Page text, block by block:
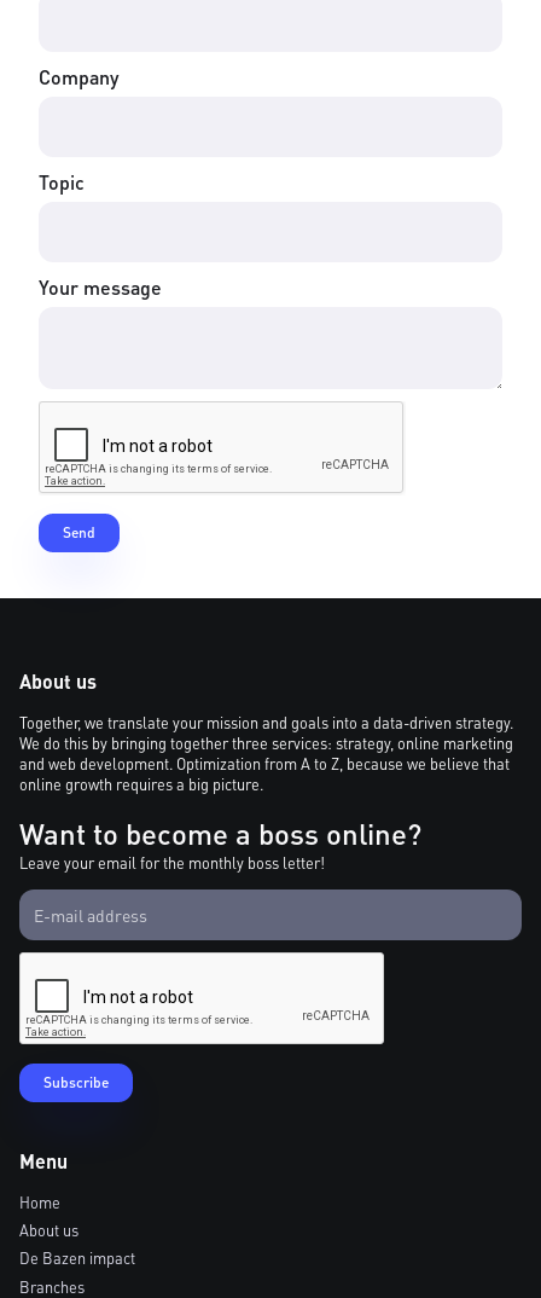
Company
Topic
Your message
About us
Together, we translate your mission and goals into a data-driven strategy.
We do this by bringing together three services: strategy, online marketing
and web development. Optimization from A to Z, because we believe that
online growth requires a big picture.
Want to become a boss online?
Leave your email for the monthly boss letter!
Menu
Home
About us
De Bazen impact
Branches